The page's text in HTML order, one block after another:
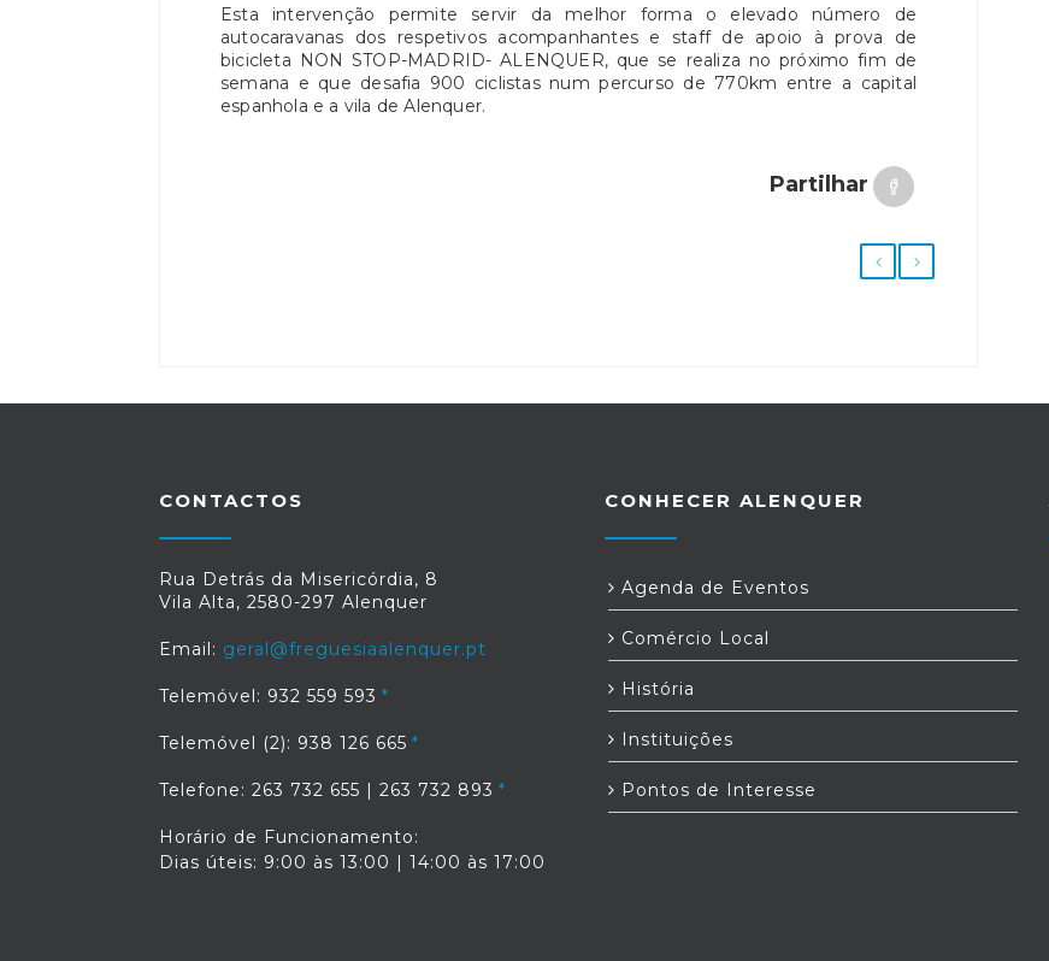
Esta intervenção permite servir da melhor forma o elevado número de
autocaravanas dos respetivos acompanhantes e staff de apoio à prova de
bicicleta NON STOP-MADRID- ALENQUER, que se realiza no próximo fim de
semana e que desafia 900 ciclistas num percurso de 770km entre a capital
espanhola e a vila de Alenquer.
Partilhar
CONTACTOS
Rua Detrás da Misericórdia, 8
Vila Alta, 2580-297 Alenquer
Email: geral@freguesiaalenquer.pt
Telemóvel: 932 559 593
Telemóvel (2): 938 126 665
Telefone: 263 732 655 | 263 732 893
Horário de Funcionamento:
Dias úteis: 9:00 às 13:00 | 14:00 às 17:00
CONHECER ALENQUER
Agenda de Eventos
Comércio Local
História
Instituições
Pontos de Interesse